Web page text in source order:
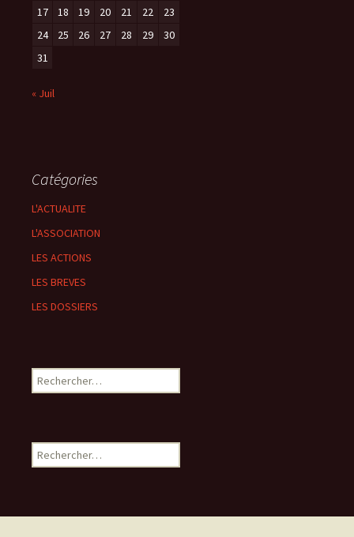
17
18 19 20 21 22
23
24
25 26 27 28 29
30
31
« Juil
Catégories
L'ACTUALITE
L'ASSOCIATION
LES ACTIONS
LES BREVES
LES DOSSIERS
Rechercher :
Rechercher :